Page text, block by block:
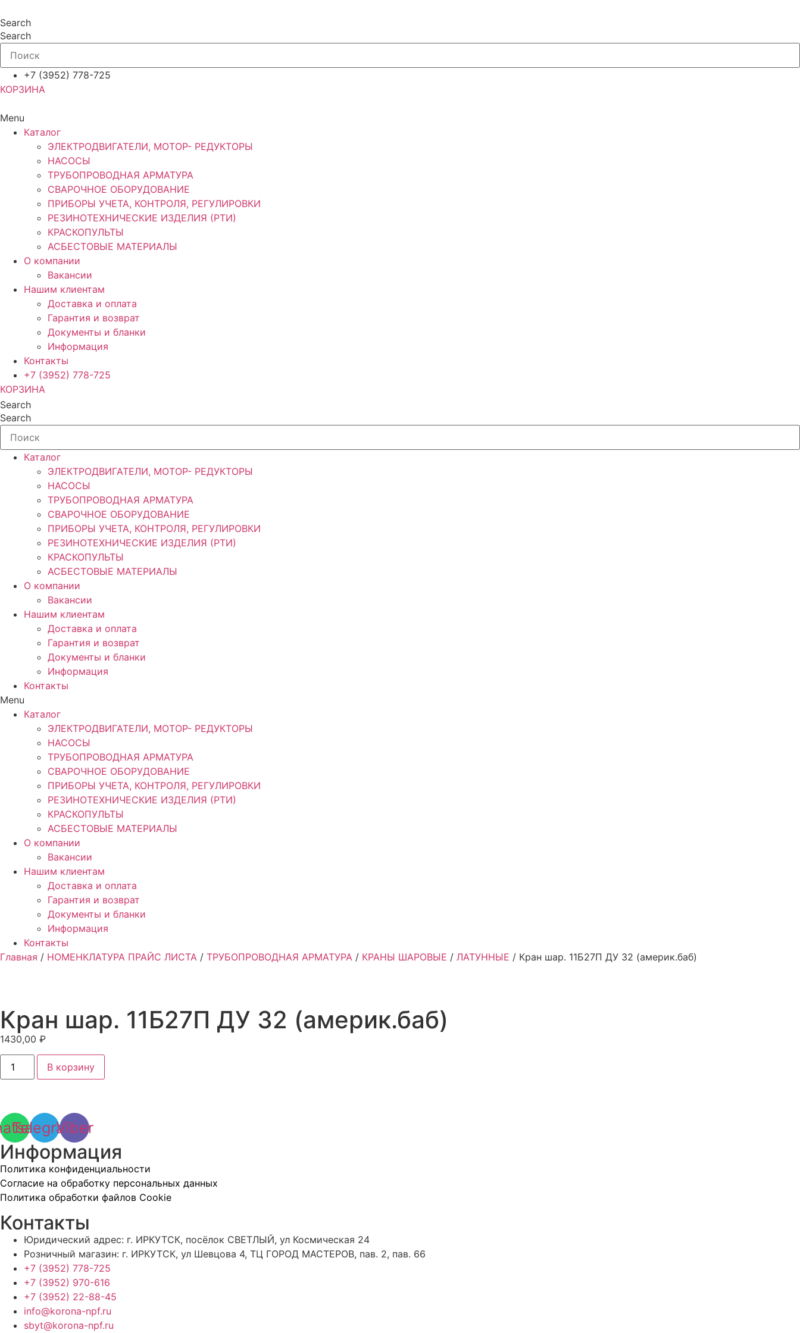
к
содержимому
Search
Search
+7 (3952) 778-725
КОРЗИНА
Menu
Каталог
ЭЛЕКТРОДВИГАТЕЛИ, МОТОР- РЕДУКТОРЫ
НАСОСЫ
ТРУБОПРОВОДНАЯ АРМАТУРА
СВАРОЧНОЕ ОБОРУДОВАНИЕ
ПРИБОРЫ УЧЕТА, КОНТРОЛЯ, РЕГУЛИРОВКИ
РЕЗИНОТЕХНИЧЕСКИЕ ИЗДЕЛИЯ (РТИ)
КРАСКОПУЛЬТЫ
АСБЕСТОВЫЕ МАТЕРИАЛЫ
О компании
Вакансии
Нашим клиентам
Доставка и оплата
Гарантия и возврат
Документы и бланки
Информация
Контакты
+7 (3952) 778-725
КОРЗИНА
Search
Search
Каталог
ЭЛЕКТРОДВИГАТЕЛИ, МОТОР- РЕДУКТОРЫ
НАСОСЫ
ТРУБОПРОВОДНАЯ АРМАТУРА
СВАРОЧНОЕ ОБОРУДОВАНИЕ
ПРИБОРЫ УЧЕТА, КОНТРОЛЯ, РЕГУЛИРОВКИ
РЕЗИНОТЕХНИЧЕСКИЕ ИЗДЕЛИЯ (РТИ)
КРАСКОПУЛЬТЫ
АСБЕСТОВЫЕ МАТЕРИАЛЫ
О компании
Вакансии
Нашим клиентам
Доставка и оплата
Гарантия и возврат
Документы и бланки
Информация
Контакты
Menu
Каталог
ЭЛЕКТРОДВИГАТЕЛИ, МОТОР- РЕДУКТОРЫ
НАСОСЫ
ТРУБОПРОВОДНАЯ АРМАТУРА
СВАРОЧНОЕ ОБОРУДОВАНИЕ
ПРИБОРЫ УЧЕТА, КОНТРОЛЯ, РЕГУЛИРОВКИ
РЕЗИНОТЕХНИЧЕСКИЕ ИЗДЕЛИЯ (РТИ)
КРАСКОПУЛЬТЫ
АСБЕСТОВЫЕ МАТЕРИАЛЫ
О компании
Вакансии
Нашим клиентам
Доставка и оплата
Гарантия и возврат
Документы и бланки
Информация
Контакты
Главная / НОМЕНКЛАТУРА ПРАЙС ЛИСТА / ТРУБОПРОВОДНАЯ АРМАТУРА / КРАНЫ ШАРОВЫЕ / ЛАТУННЫЕ / Кран шар. 11Б27П ДУ 32 (америк.баб)
Кран шар. 11Б27П ДУ 32 (америк.баб)
1430,00 ₽
Количество
товара
Кран
32
(америк.баб)
В корзину
Telegram
Viber
Информация
Политика конфиденциальности
Согласие на обработку персональных данных
Политика обработки файлов Cookie
Контакты
Юридический адрес: г. ИРКУТСК, посёлок СВЕТЛЫЙ, ул Космическая 24
Розничный магазин: г. ИРКУТСК, ул Шевцова 4, ТЦ ГОРОД МАСТЕРОВ, пав. 2, пав. 66
+7 (3952) 778-725
+7 (3952) 970-616
+7 (3952) 22-88-45
info@korona-npf.ru
sbyt@korona-npf.ru